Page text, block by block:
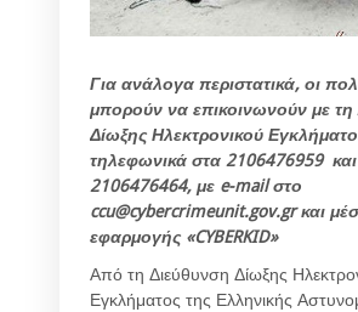
Για ανάλογα περιστατικά, οι
μπορούν να επικοινωνούν με τη
Δίωξης Ηλεκτρονικού
τηλεφωνικά στα 2106476959 και
2106476464, με e-mail στο
ccu@cybercrimeunit.gov.gr και
εφαρμογής «CYBERKID»
Από τη Διεύθυνση Δίωξης
Εγκλήματος της Ελληνικής